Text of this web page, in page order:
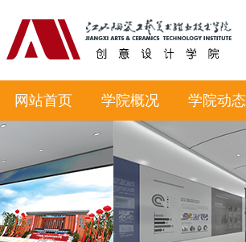
网站首页 学院概况 学院动态